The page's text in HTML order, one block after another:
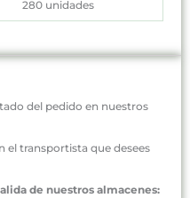
280 unidades
del pedido en nuestros
el transportista que desees
de nuestros almacenes: